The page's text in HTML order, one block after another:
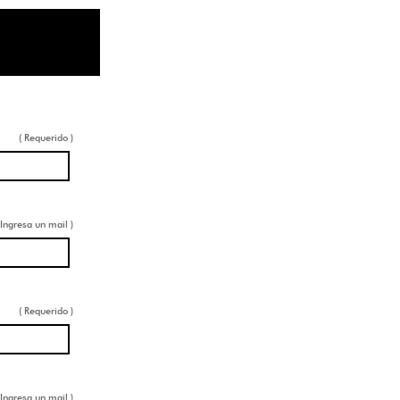
( Requerido )
un mail )
( Requerido )